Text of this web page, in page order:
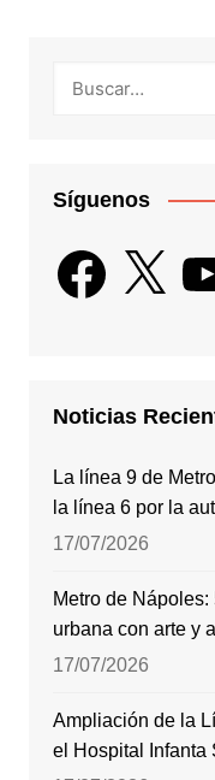
Síguenos
Facebook
X
Noticias
La línea 9 de
la línea 6 por la
17/07/2026
Metro de
urbana con arte y
17/07/2026
Ampliación de la
el Hospital Infanta